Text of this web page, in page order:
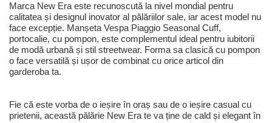
Marca New Era este recunoscută la nivel mondial pentru
calitatea și designul inovator al pălăriilor sale, iar acest model nu
face excepție. Manșeta Vespa Piaggio Seasonal Cuff,
portocalie, cu pompon, este complementul ideal pentru iubitorii
de modă urbană și stil streetwear. Forma sa clasică cu pompon
o face versatilă și ușor de combinat cu orice articol din
garderoba ta.
Fie că este vorba de o ieșire în oraș sau de o ieșire casual cu
prietenii, această pălărie New Era te va ține de cald și elegant în